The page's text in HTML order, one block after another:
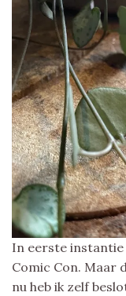
In eerste
Comic Con. Maar
nu heb ik zelf